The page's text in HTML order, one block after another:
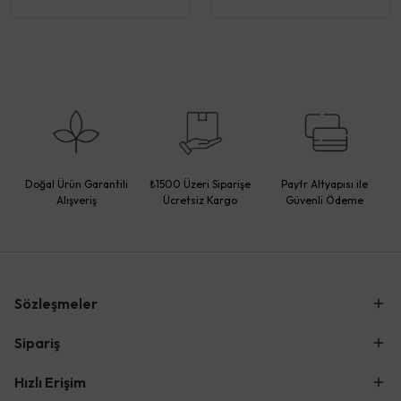
Doğal Ürün Garantili
Alışveriş
₺1500 Üzeri Siparişe
Ücretsiz Kargo
Paytr Altyapısı ile
Güvenli Ödeme
Sözleşmeler
Sipariş
Hızlı Erişim